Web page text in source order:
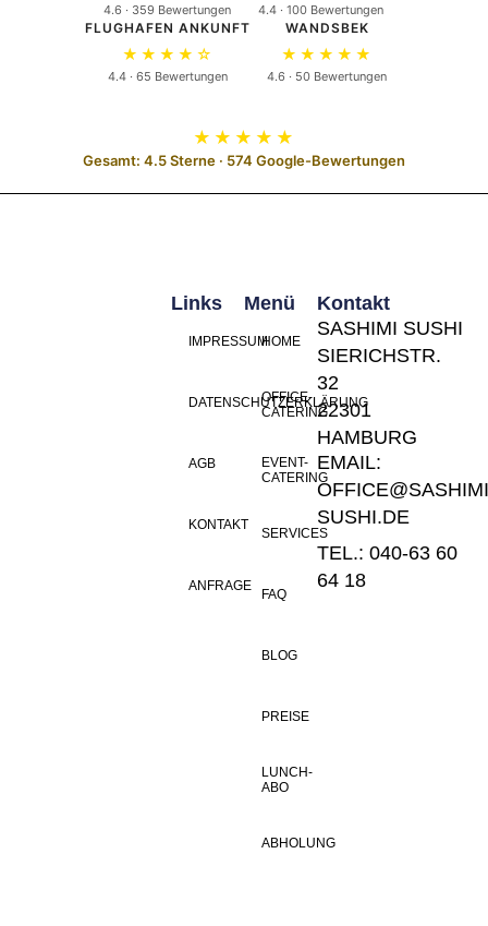
4.6 · 359 Bewertungen 4.4 · 100 Bewertungen
FLUGHAFEN ANKUNFT
★★★★☆
4.4 · 65 Bewertungen
WANDSBEK
★★★★★
4.6 · 50 Bewertungen
★★★★★
Gesamt: 4.5 Sterne · 574 Google-Bewertungen
Menü
HOME
OFFICE-
CATERING
EVENT-
CATERING
SERVICES
FAQ
BLOG
PREISE
LUNCH-
ABO
ABHOLUNG
Links
IMPRESSUM
DATENSCHUTZERKLÄRUNG
AGB
KONTAKT
ANFRAGE
Kontakt
SASHIMI SUSHI
SIERICHSTR.
32
22301
HAMBURG
EMAIL:
SUSHI.DE
TEL.: 040-63 60
64 18